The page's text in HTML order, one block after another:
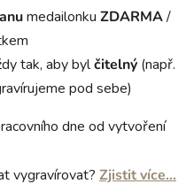
medailonku ZDARMA/
tak, aby bylčitelný (např.
pod sebe)
dne od vytvoření
vygravírovat? Zjistit více…